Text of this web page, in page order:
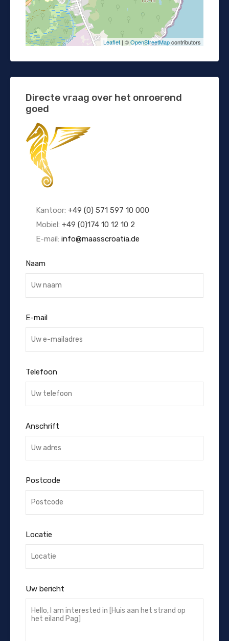
Leaflet | ©OpenStreetMapcontributors
Directe vraag over het onroerend
goed
Kantoor: +49 (0) 571 597 10 000
Mobiel: +49 (0)174 10 12 10 2
E-mail: info@maasscroatia.de
Naam
E-mail
Telefoon
Anschrift
Postcode
Locatie
Uw bericht